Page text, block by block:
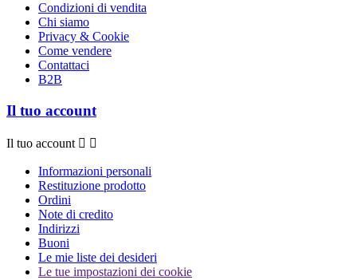
Condizioni di vendita
Chi siamo
Privacy & Cookie
Come vendere
Contattaci
B2B
Il tuo account
Il tuo account  
Informazioni personali
Restituzione prodotto
Ordini
Note di credito
Indirizzi
Buoni
Le mie liste dei desideri
Le tue impostazioni dei cookie